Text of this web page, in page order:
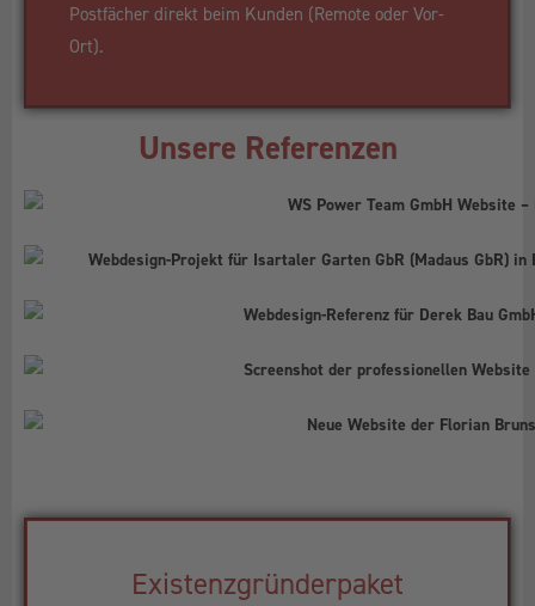
Postfächer direkt beim Kunden (Remote oder Vor-
Ort).
Unsere Referenzen
Existenzgründerpaket